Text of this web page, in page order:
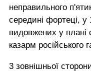
неправильного
середині фортеці, у
видовжених у плані
казарм російського
3 зовнішньої